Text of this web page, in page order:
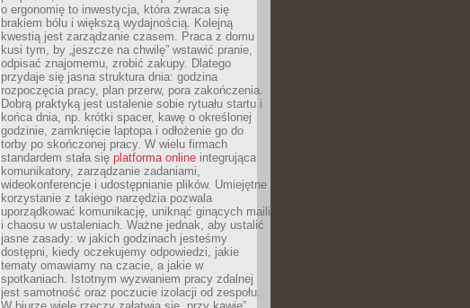
o ergonomię to inwestycja, która zwraca się
brakiem bólu i większą wydajnością. Kolejną
kwestią jest zarządzanie czasem. Praca z domu
kusi tym, by „jeszcze na chwilę” wstawić pranie,
odpisać znajomemu, zrobić zakupy. Dlatego
przydaje się jasna struktura dnia: godzina
rozpoczęcia pracy, plan przerw, pora zakończenia.
Dobrą praktyką jest ustalenie sobie rytuału startu i
końca dnia, np. krótki spacer, kawę o określonej
godzinie, zamknięcie laptopa i odłożenie go do
torby po skończonej pracy. W wielu firmach
standardem stała się platforma online integrująca
komunikatory, zarządzanie zadaniami,
wideokonferencje i udostępnianie plików. Umiejętne
korzystanie z takiego narzędzia pozwala
uporządkować komunikację, uniknąć ginących maili
i chaosu w ustaleniach. Ważne jednak, aby ustalić
jasne zasady: w jakich godzinach jesteśmy
dostępni, kiedy oczekujemy odpowiedzi, jakie
tematy omawiamy na czacie, a jakie w
spotkaniach. Istotnym wyzwaniem pracy zdalnej
jest samotność oraz poczucie izolacji od zespołu.